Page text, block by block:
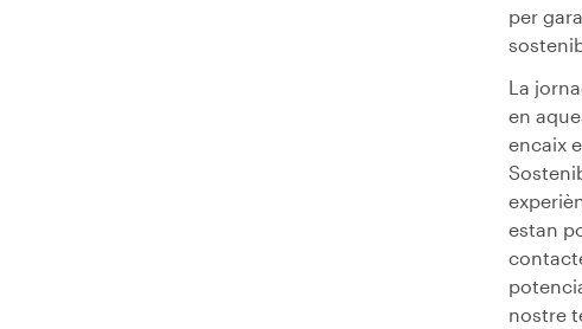
per
La
en
encaix
estan
nostre